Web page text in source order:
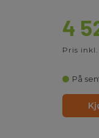
4
Pris
På